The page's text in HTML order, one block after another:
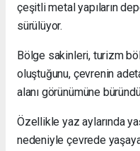
çeşitli metal yapıların
sürülüyor.
Bölge sakinleri, turizm
oluştuğunu, çevrenin
alanı görünümüne
Özellikle yaz aylarında
nedeniyle çevrede